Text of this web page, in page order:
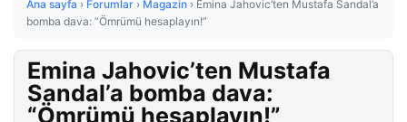
Ana sayfa › Forumlar › Magazin › Emina Jahovic’ten Mustafa Sandal’a
bomba dava: “Ömrümü hesaplayın!”
Emina Jahovic’ten Mustafa
Sandal’a bomba dava:
“Ömrümü hesaplayın!”